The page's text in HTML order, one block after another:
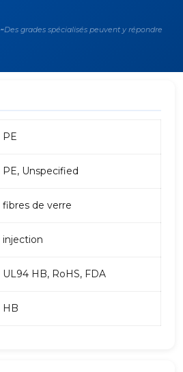
~Des grades spécialisés peuvent y répondre
PE
PE, Unspecified
fibres de verre
injection
UL94 HB, RoHS, FDA
HB